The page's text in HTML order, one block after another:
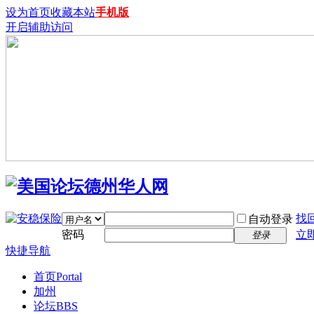
设为首页收藏本站手机版
开启辅助访问
自动登录 找
密码
登录
立
快捷导航
首页Portal
加州
论坛BBS